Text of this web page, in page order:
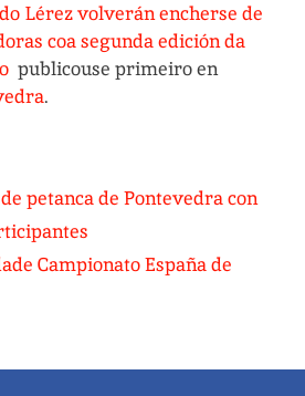
Lérez volverán encherse de
coa segunda edición da
publicouse primeiro en
.
petanca de Pontevedra con
Campionato España de